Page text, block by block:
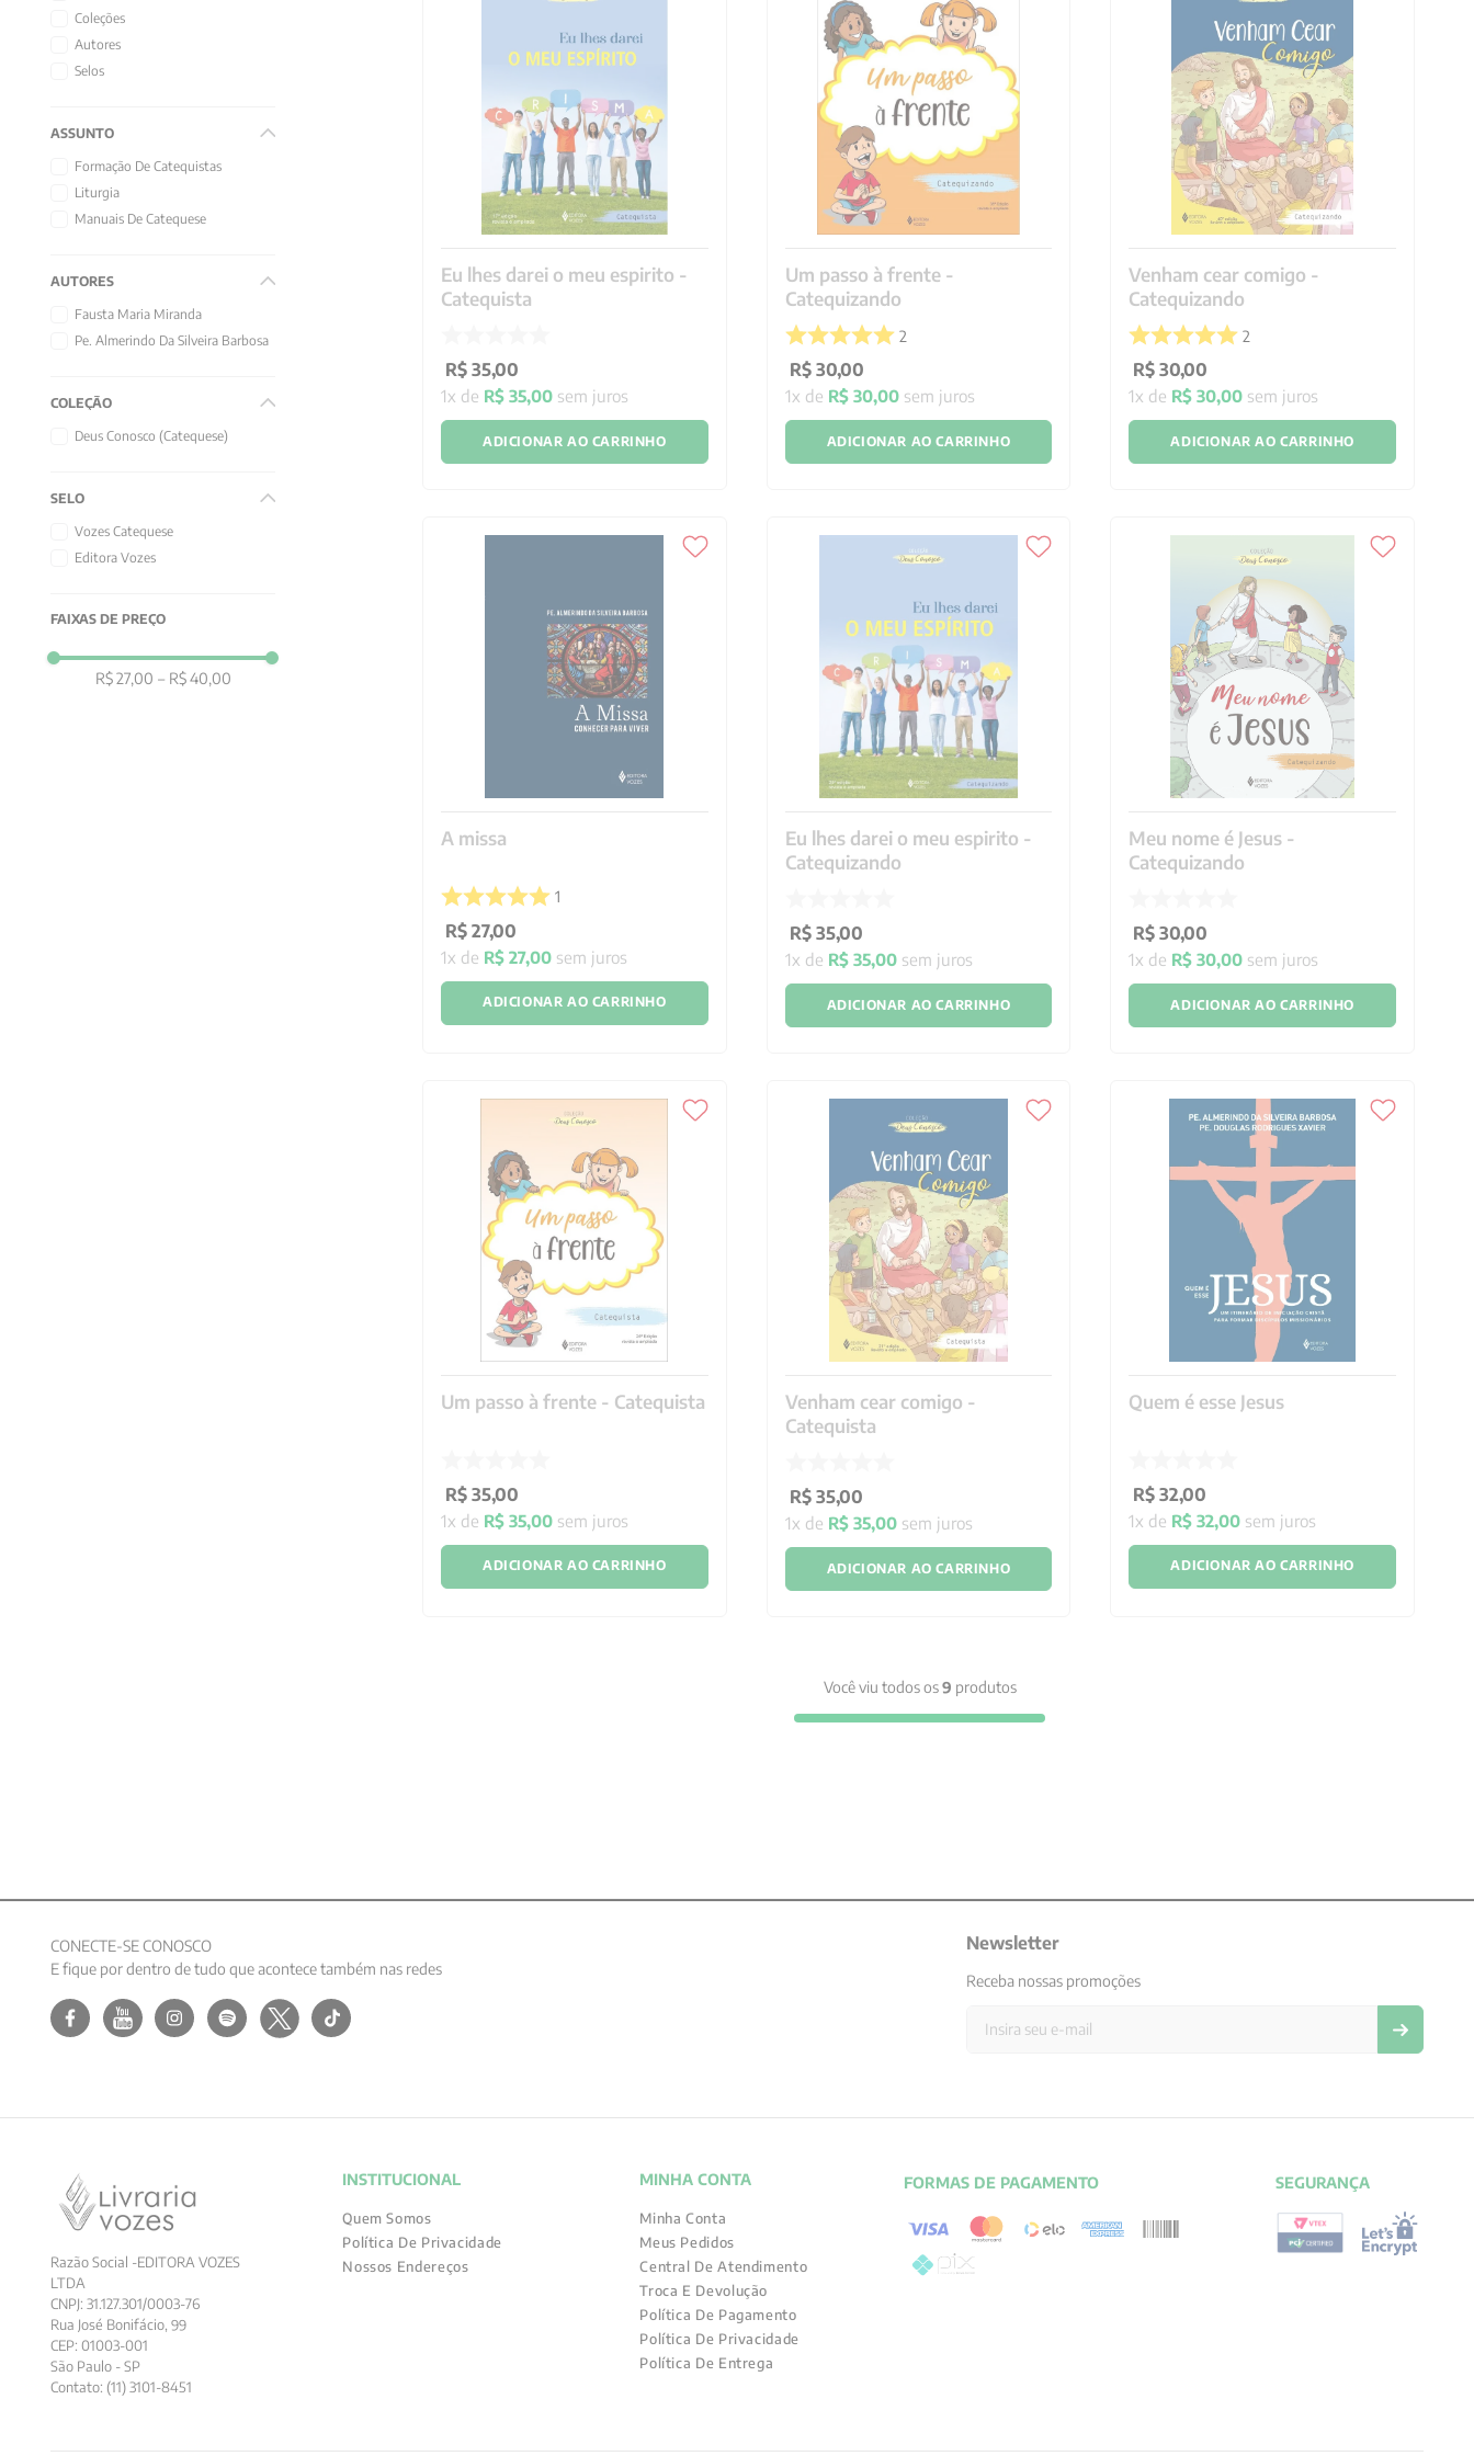
Coleções
Autores
Selos
ASSUNTO
Formação De Catequistas
Liturgia
Manuais De Catequese
AUTORES
Fausta Maria Miranda
Pe. Almerindo Da Silveira Barbosa
COLEÇÃO
Deus Conosco (Catequese)
SELO
Vozes Catequese
Editora Vozes
FAIXAS DE PREÇO
R$ 27,00 – R$ 40,00
Eu lhes darei o meu espirito -
Catequista
R$ 35,00
1x de R$ 35,00 sem juros
ADICIONAR AO CARRINHO
Um passo à frente -
Catequizando
2
R$ 30,00
1x de R$ 30,00sem juros
ADICIONAR AO CARRINHO
Venham cear comigo -
Catequizando
2
R$ 30,00
1x de R$ 30,00 sem juros
ADICIONAR AO CARRINHO
A missa
1
R$ 27,00
1x de R$ 27,00 sem juros
ADICIONAR AO CARRINHO
Eu lhes darei o meu espirito -
Catequizando
R$ 35,00
1x de R$ 35,00sem juros
ADICIONAR AO CARRINHO
Meu nome é Jesus -
Catequizando
R$ 30,00
1x de R$ 30,00 sem juros
ADICIONAR AO CARRINHO
Um passo à frente - Catequista
R$ 35,00
1x de R$ 35,00 sem juros
ADICIONAR AO CARRINHO
Venham cear comigo -
Catequista
R$ 35,00
1x de R$ 35,00sem juros
ADICIONAR AO CARRINHO
Quem é esse Jesus
R$ 32,00
1x de R$ 32,00 sem juros
ADICIONAR AO CARRINHO
Você viu todos os9 produtos
Newsletter
Receba nossas promoções
CONECTE-SE CONOSCO
E fique por dentro de tudo que acontece também nas redes
Razão Social -EDITORA VOZES
LTDA
CNPJ: 31.127.301/0003-76
Rua José Bonifácio, 99
CEP: 01003-001
São Paulo - SP
Contato: (11) 3101-8451
INSTITUCIONAL
Quem Somos
Política De Privacidade
Nossos Endereços
MINHA CONTA
Minha Conta
Meus Pedidos
Central De Atendimento
Troca E Devolução
Política De Pagamento
Política De Privacidade
Política De Entrega
FORMAS DE PAGAMENTO SEGURANÇA